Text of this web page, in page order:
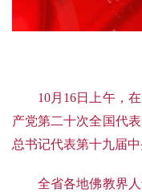
10月16日上午，
产党第二十次全国代
总书记代表第十九届
全省各地佛教界